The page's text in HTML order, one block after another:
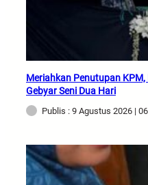
Meriahkan Penutupan
Gebyar Seni Dua Hari
Publis : 9 Agustus 2026 |